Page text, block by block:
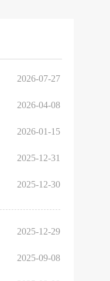
2026-07-27
2026-04-08
2026-01-15
2025-12-31
2025-12-30
2025-12-29
2025-09-08